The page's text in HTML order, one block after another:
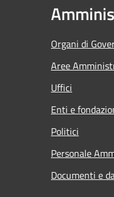
Organi di
Aree
Uffici
Enti e
Politici
Personale
Documenti e